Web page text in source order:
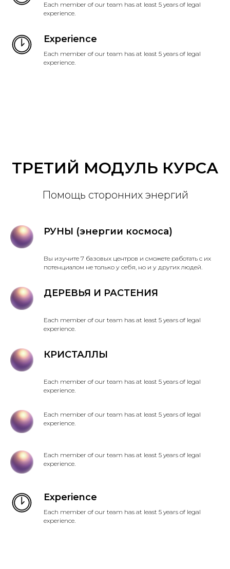
Each member of our team has at least 5 years of legal
experience.
Experience
Each member of our team has at least 5 years of legal
experience.
ТРЕТИЙ МОДУЛЬ КУРСА
Помощь сторонних энергий
РУНЫ (энергии космоса)
Вы изучите 7 базовых центров и сможете работать с их
потенциалом не только у себя, но и у других людей.
ДЕРЕВЬЯ И РАСТЕНИЯ
Each member of our team has at least 5 years of legal
experience.
КРИСТАЛЛЫ
Each member of our team has at least 5 years of legal
experience.
Each member of our team has at least 5 years of legal
experience.
Each member of our team has at least 5 years of legal
experience.
Experience
Each member of our team has at least 5 years of legal
experience.